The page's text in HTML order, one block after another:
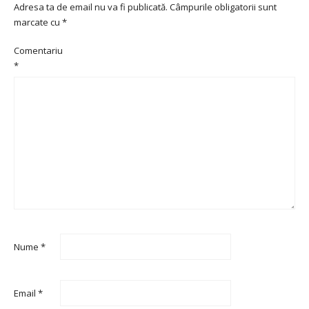
Adresa ta de email nu va fi publicată. Câmpurile obligatorii sunt
marcate cu *
Comentariu
*
Nume *
Email *